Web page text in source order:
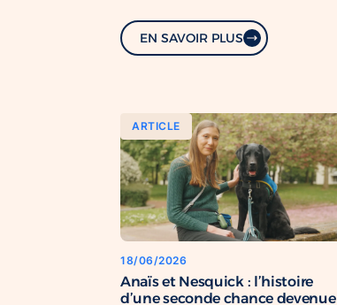
EN SAVOIR PLUS
ARTICLE
18/06/2026
Anaïs et Nesquick : l’histoire
d’une seconde chance devenue